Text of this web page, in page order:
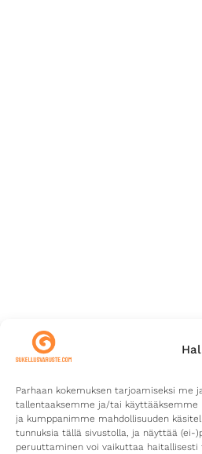
Parhaan kokemuksen tarjoamiseksi
tallentaaksemme ja/tai käyttääksemme
ja kumppanimme mahdollisuuden
tunnuksia tällä sivustolla, ja näyttää (ei-
peruuttaminen voi vaikuttaa